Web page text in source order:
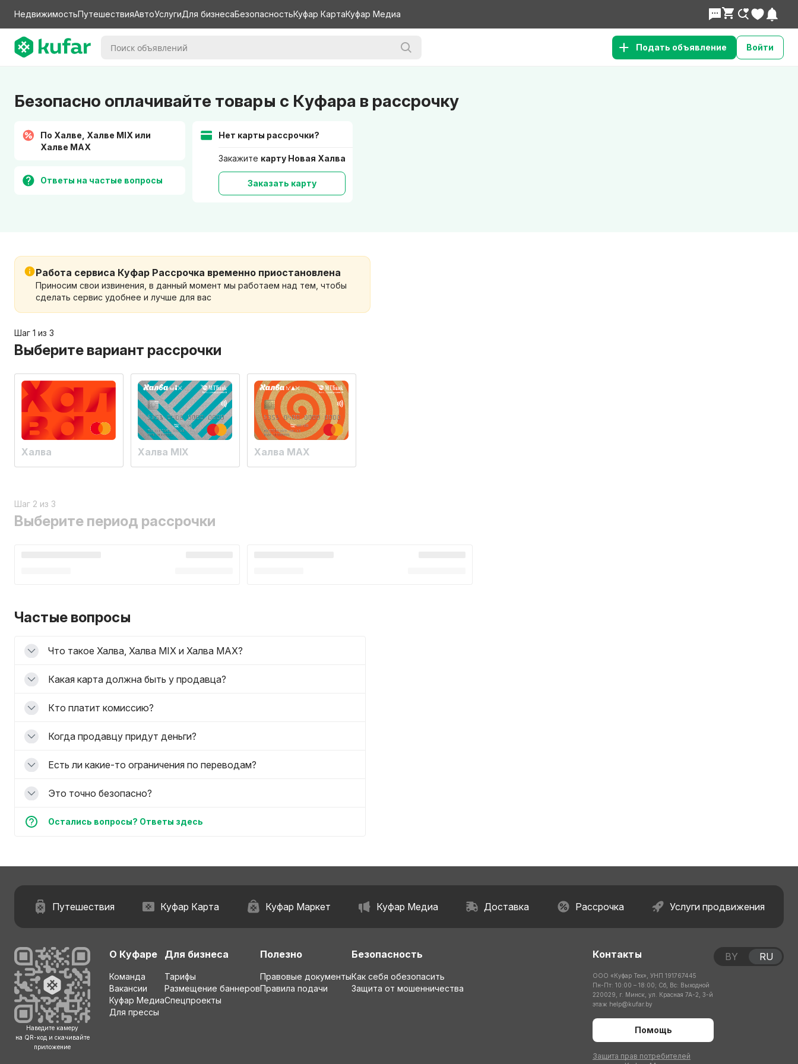
НедвижимостьПутешествияАвтоУслугиДля бизнесаБезопасностьКуфар КартаКуфар Медиа
Подать объявление Войти
Безопасно оплачивайте товары с Куфара в рассрочку
По Халве, Халве MIX или
Халве MAX
Ответы на частые вопросы
Нет карты рассрочки?
Закажите карту Новая Халва
Заказать карту
Работа сервиса Куфар Рассрочка временно приостановлена
Приносим свои извинения, в данный момент мы работаем над тем, чтобы
сделать сервис удобнее и лучше для вас
Шаг 1 из 3
Выберите вариант рассрочки
Халва Халва MIX Халва MAX
Шаг 2 из 3
Выберите период рассрочки
Частые вопросы
Что такое Халва, Халва MIX и Халва MAX?
Какая карта должна быть у продавца?
Кто платит комиссию?
Когда продавцу придут деньги?
Есть ли какие-то ограничения по переводам?
Это точно безопасно?
Остались вопросы? Ответы здесь
Путешествия Куфар Карта Куфар Маркет Куфар Медиа Доставка Рассрочка Услуги продвижения
Наведите камеру
на QR-код и скачивайте
приложение
О Куфаре
Команда
Вакансии
Куфар Медиа
Для прессы
Для бизнеса
Тарифы
Размещение баннеров
Спецпроекты
Полезно
Правовые документы
Правила подачи
Безопасность
Как себя обезопасить
Защита от мошенничества
Контакты
ООО «Куфар Тех», УНП 191767445
Пн-Пт: 10:00 – 18:00; Сб, Вс: Выходной
220029, г. Минск, ул. Красная 7А-2, 3-й
этаж help@kufar.by
Помощь
Защита прав потребителей
BY RU